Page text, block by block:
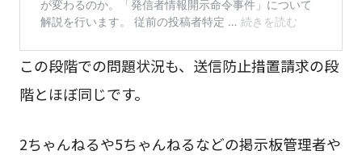
この段階での問題状況も、送信防止措置請求の段
階とほぼ同じです。
2ちゃんねるや5ちゃんねるなどの掲示板管理者や